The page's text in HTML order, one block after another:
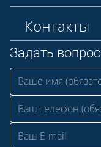
Контакты
Задать вопрос